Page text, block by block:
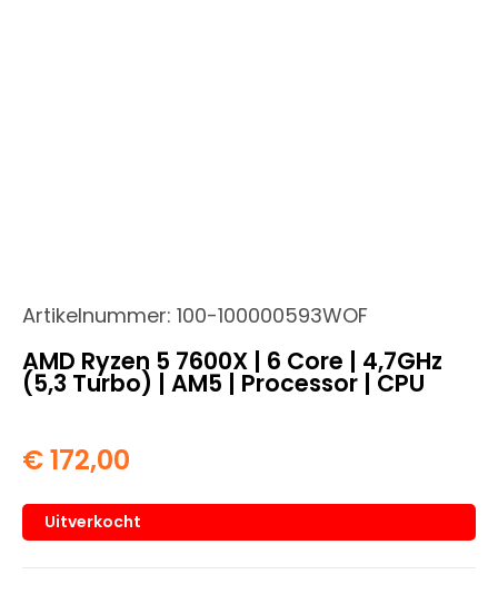
Artikelnummer: 100-100000593WOF
AMD Ryzen 5 7600X | 6 Core | 4,7GHz
(5,3 Turbo) | AM5 | Processor | CPU
€172,00
Uitverkocht